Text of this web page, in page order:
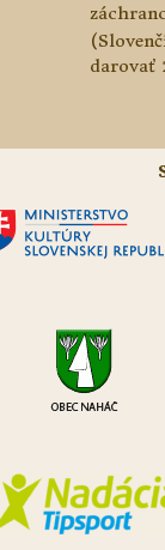
darovať